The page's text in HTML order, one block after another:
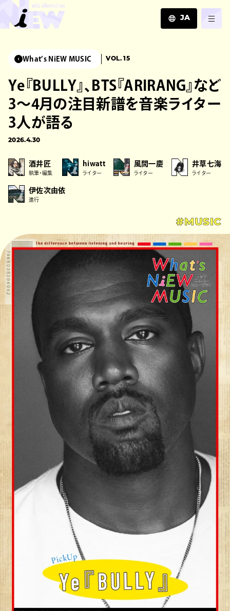
JA
What’s NiEW MUSIC VOL. 15
Ye『BULLY』、BTS『ARIRANG』など
3〜4月の注目新譜を音楽ライター
3人が語る
2026.4.30
酒井匠
執筆・編集
hiwatt
ライター
風間一慶
ライター
井草七海
ライター
伊佐次由依
進行
#MUSIC